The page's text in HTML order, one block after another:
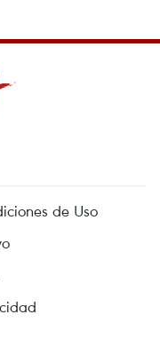
de Uso